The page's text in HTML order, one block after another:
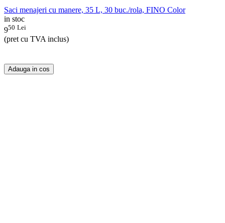
Saci menajeri cu manere, 35 L, 30 buc./rola, FINO Color
in stoc
950 Lei
(pret cu TVA inclus)
Adauga in cos